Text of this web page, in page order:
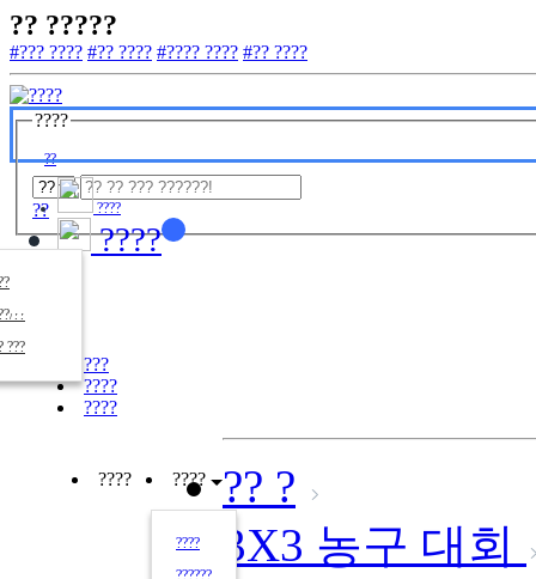
?? ?????
#??? ???? #?? ???? #???? ???? #?? ????
????
??
?? ????
??
???
????
????
???
????
????
???? ????
????
??????
?? ?
3X3 농구 대회